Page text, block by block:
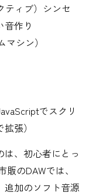
ティブ）シンセ
作り
シン）
でスクリ
張）
、初心者にとっ
のDAWでは、
追加のソフト音源